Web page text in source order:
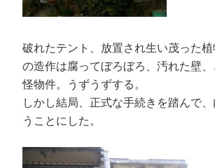
破れたテント、放置され生い茂った
の造作は腐ってぼろぼろ、汚れた壁
怪物件。うずうずする。
しかし結局、正式な手続きを踏んで
うことにした。